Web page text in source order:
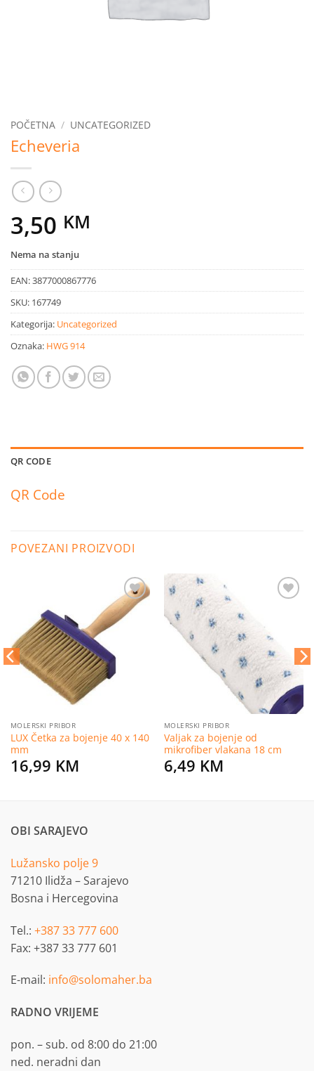
POČETNA / UNCATEGORIZED
Echeveria
3,50 KM
Nema na stanju
EAN:3877000867776
SKU: 167749
Kategorija: Uncategorized
Oznaka: HWG 914
QR CODE
QR Code
POVEZANI PROIZVODI
Dodaj
na
MOLERSKI PRIBOR
LUX Četka za bojenje 40 x 140
mm
16,99 KM
MOLERSKI PRIBOR
Valjak za bojenje od
mikrofiber vlakana 18 cm
6,49 KM
OBI SARAJEVO
Lužansko polje 9
71210 Ilidža – Sarajevo
Bosna i Hercegovina
Tel.: +387 33 777 600
Fax: +387 33 777 601
E-mail: info@solomaher.ba
RADNO VRIJEME
pon. – sub. od 8:00 do 21:00
ned. neradni dan